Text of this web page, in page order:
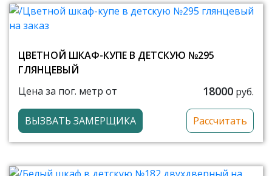
ЦВЕТНОЙ ШКАФ-КУПЕ В ДЕТСКУЮ №295
ГЛЯНЦЕВЫЙ
Цена за пог. метр от
18000 руб.
ВЫЗВАТЬ ЗАМЕРЩИКА Рассчитать